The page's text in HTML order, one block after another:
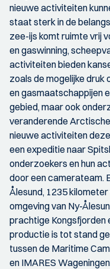
nieuwe activiteiten
staat sterk in de
zee-ijs komt ruimte vrij
en gaswinning,
activiteiten bieden
zoals de mogelijke druk
en gasmaatschappijen
gebied, maar ook
veranderende
nieuwe activiteiten
een expeditie naar
onderzoekers en hun
door een camerateam.
Ålesund, 1235
omgeving van Ny-
prachtige Kongsfjorden
productie is tot stand
tussen de Maritime
en IMARES